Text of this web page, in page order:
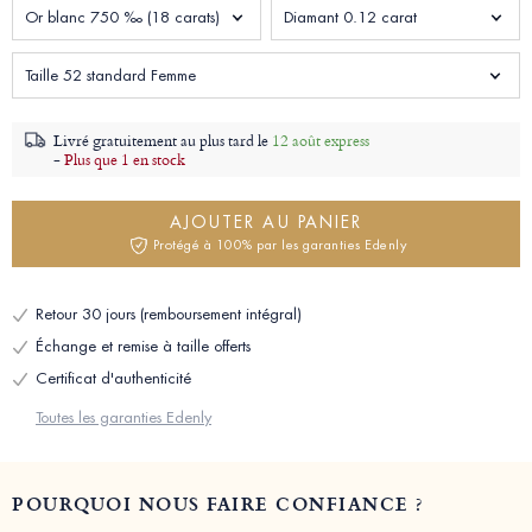
Or blanc 750 ‰ (18 carats) Diamant 0.12 carat
Taille 52 standard Femme
Livré gratuitement au plus tard le 12 août express
-Plus que 1 en stock
AJOUTER AU PANIER
Protégé à 100% par les garanties Edenly
Retour 30 jours (remboursement intégral)
Échange et remise à taille offerts
Certificat d'authenticité
Toutes les garanties Edenly
POURQUOI NOUS FAIRE CONFIANCE ?